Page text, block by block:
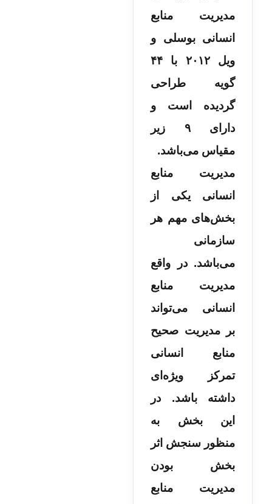
مدیریت منابع
انسانی بوسلی و
ویل ۲۰۱۲ با ۴۴
گویه طراحی
گردیده است و
دارای ۹ زیر
مقیاس می‌باشد.
مدیریت منابع
انسانی یکی از
بخش‌های مهم هر
سازمانی
می‌باشد. در واقع
مدیریت منابع
انسانی می‌تواند
بر مدیریت صحیح
منابع انسانی
تمرکز ویژه‌ای
داشته باشد. در
این بخش به
منظور سنجش اثر
بخش بودن
مدیریت منابع